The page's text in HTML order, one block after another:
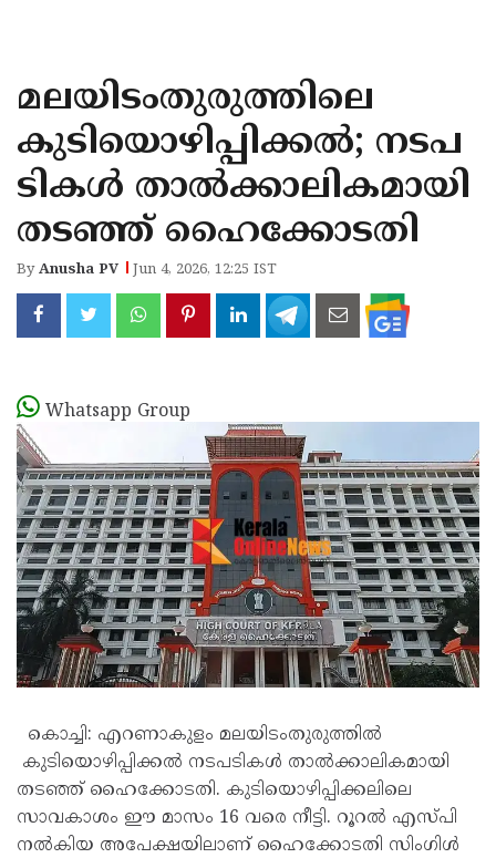
KANNUR
KASARAGOD
മലയിടംതുരുത്തിലെ
കുടിയൊഴിപ്പിക്കല്‍; നടപ
ടികള്‍ താല്‍ക്കാലികമായി
തടഞ്ഞ് ഹൈക്കോടതി
ByAnusha PV Jun 4, 2026, 12:25 IST
Whatsapp Group
കൊച്ചി: എറണാകുളം മലയിടംതുരുത്തിൽ
കുടിയൊഴിപ്പിക്കല്‍ നടപടികള്‍ താല്‍ക്കാലികമായി
തടഞ്ഞ് ഹൈക്കോടതി. കുടിയൊഴിപ്പിക്കലിലെ
സാവകാശം ഈ മാസം 16 വരെ നീട്ടി. റൂറല്‍ എസ്പി
നല്‍കിയ അപേക്ഷയിലാണ് ഹൈക്കോടതി സിംഗിള്‍